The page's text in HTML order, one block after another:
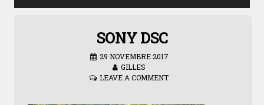
SONY DSC
29 NOVEMBRE 2017
GILLES
LEAVE A COMMENT